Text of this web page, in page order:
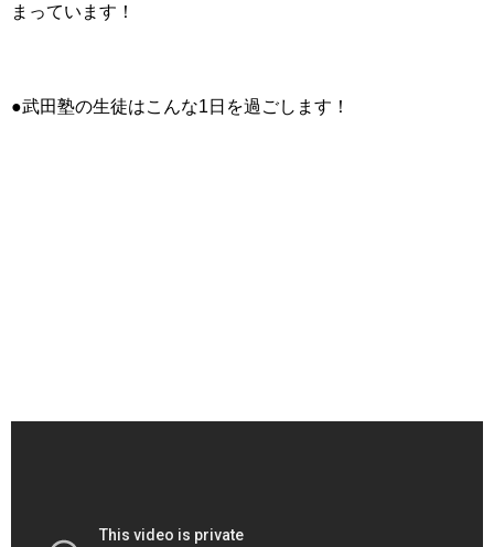
まっています！
●武田塾の生徒はこんな1日を過ごします！